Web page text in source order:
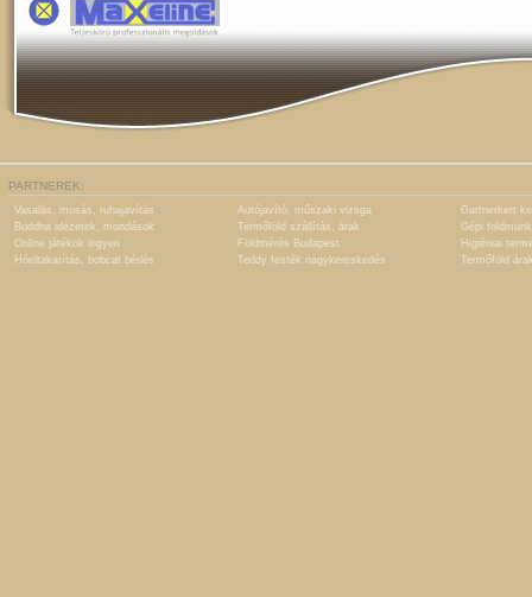
PARTNEREK:
Vasalás, mosás, ruhajavítás Autójavító, műszaki vizsga
Gartnerkert
Buddha idézetek, mondások
Termőföld szállítás, árak
Gépi
Online játékok ingyen
Földmérés Budapest
Higiéniai
Hóeltakarítás, bobcat bérlés
Teddy festék nagykereskedés Termőföld